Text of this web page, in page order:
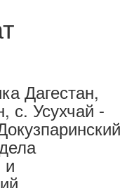
Дагестан,
с. Усухчай -
и